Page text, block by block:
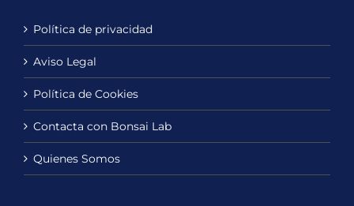
Política de privacidad
Aviso Legal
Política de Cookies
Contacta con Bonsai Lab
Quienes Somos